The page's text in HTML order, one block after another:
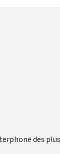
des